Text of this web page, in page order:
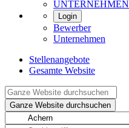
UNTERNEHMEN
Login
Bewerber
Unternehmen
Stellenangebote
Gesamte Website